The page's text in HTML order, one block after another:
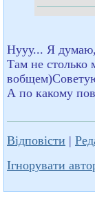
Нууу... Я
Там не
А по какому
Відповісти |
Ігнорувати